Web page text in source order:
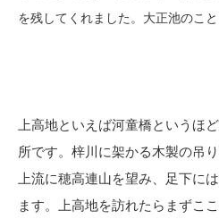
を残してくれました。大正池のこ
上高地といえば河童橋というほ
所です。梓川に架かる木製の吊
上流に穂高連山を望み、足下に
ます。上高地を訪れたらまずこ